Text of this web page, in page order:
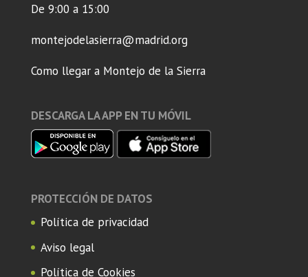
De 9:00 a 15:00
montejodelasierra@madrid.org
Como llegar a Montejo de la Sierra
DESCARGA LA APP EN TU MÓVIL
PROTECCIÓN DE DATOS
Política de privacidad
Aviso legal
Política de Cookies